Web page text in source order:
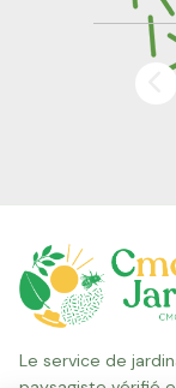
Le service de